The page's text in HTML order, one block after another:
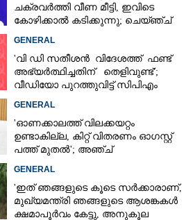
ചക്രവർത്തി വീണ മീട്ടി, ഇവിടെ
കോഴിക്കാൽ കടിക്കുന്നു; ചെയ്ഞ്ച്
GENERAL
'വി ഡി സതീശൻ വിദേശത്ത് ഫണ്ട്
അഭ്യർത്ഥിച്ചതിന് തെളിവുണ്ട്';
വീഡിയോ പുറത്തുവിട്ട് സിപിഎം
GENERAL
'ഓണക്കാലത്ത് വിലക്കയറ്റം
ഉണ്ടാകില്ല, കിറ്റ് വിതരണം ഓഗസ്റ്റ്
പത്ത് മുതൽ'; അഞ്ച്
GENERAL
'ഇത് ഞ‍ങ്ങളുടെ കൂടെ സർക്കാരാണ്,​
മുഖ്യമന്ത്രി ഞങ്ങളുടെ ആശങ്കകൾ
ക്ഷമാപൂർവം കേട്ടു,​ അനുകൂല
Share this link